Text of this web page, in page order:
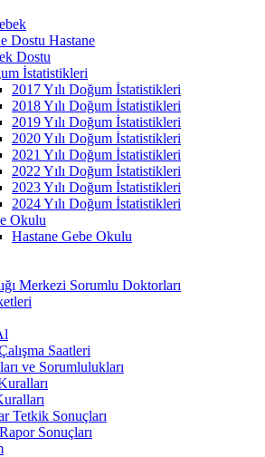
Dostu Hastane
Dostu
İstatistikleri
2017 Yılı Doğum İstatistikleri
2018 Yılı Doğum İstatistikleri
2019 Yılı Doğum İstatistikleri
2020 Yılı Doğum İstatistikleri
2021 Yılı Doğum İstatistikleri
2022 Yılı Doğum İstatistikleri
2023 Yılı Doğum İstatistikleri
2024 Yılı Doğum İstatistikleri
Okulu
Hastane Gebe Okulu
Merkezi Sorumlu Doktorları
Saatleri
ve Sorumlulukları
Tetkik Sonuçları
Sonuçları